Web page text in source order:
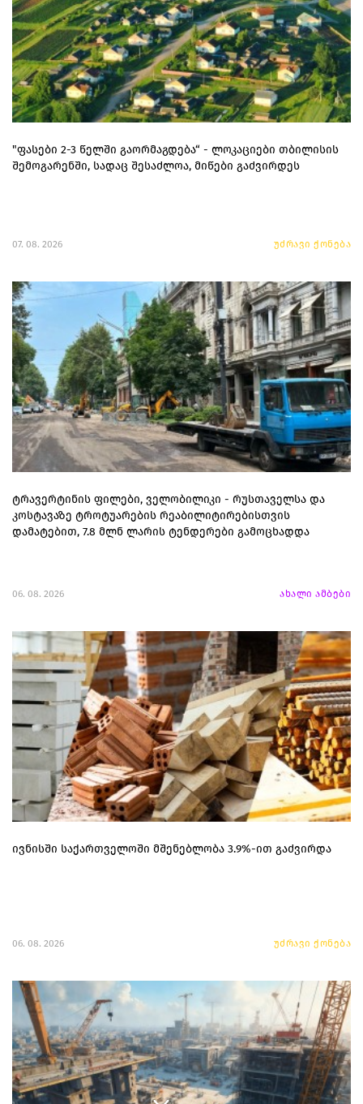
"ფასები 2-3 წელში გაორმაგდება“ - ლოკაციები თბილისის
შემოგარენში, სადაც შესაძლოა, მიწები გაძვირდეს
07. 08. 2026 უძრავი ქონება
ტრავერტინის ფილები, ველობილიკი - რუსთაველსა და
კოსტავაზე ტროტუარების რეაბილიტირებისთვის
დამატებით, 7.8 მლნ ლარის ტენდერები გამოცხადდა
06. 08. 2026 ახალი ამბები
ივნისში საქართველოში მშენებლობა 3.9%-ით გაძვირდა
06. 08. 2026 უძრავი ქონება